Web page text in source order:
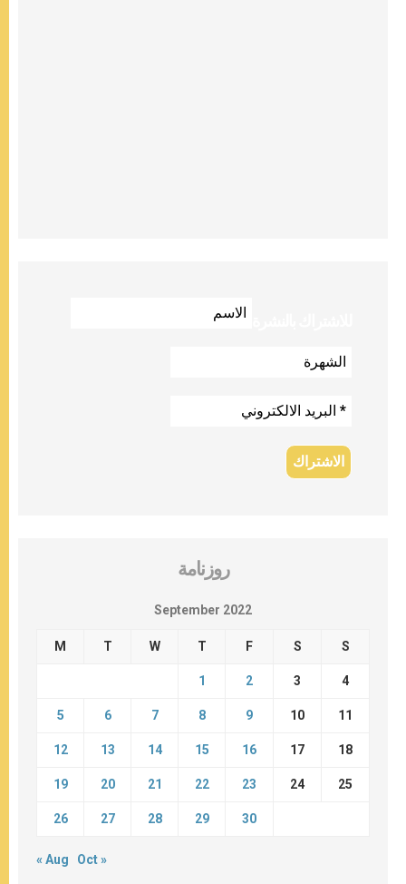
روزنامة
September 2022
M T W T F S S
1 2 3 4
5 6 7 8 9 10 11
12 13 14 15 16 17 18
19 20 21 22 23 24 25
26 27 28 29 30
« Aug Oct »